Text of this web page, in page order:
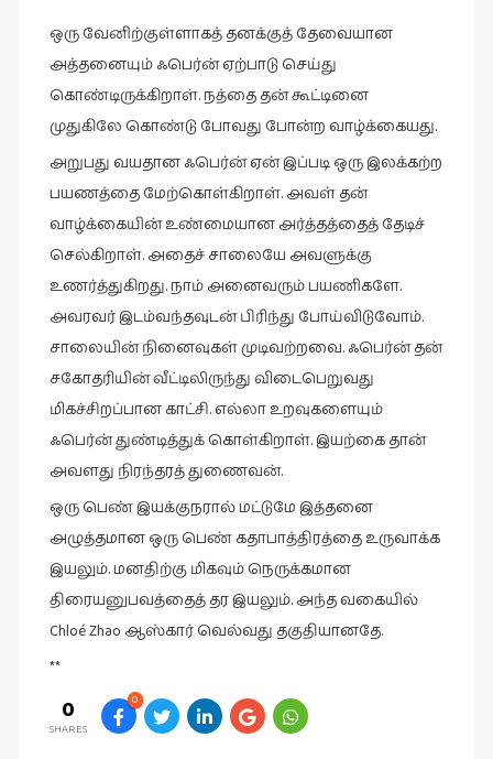
ஒரு வேனிற்குள்ளாகத் தனக்குத் தேவையான
அத்தனையும் ஃபெர்ன் ஏற்பாடு செய்து
கொண்டிருக்கிறாள். நத்தை தன் கூட்டினை
முதுகிலே கொண்டு போவது போன்ற வாழ்க்கையது.
அறுபது வயதான ஃபெர்ன் ஏன் இப்படி ஒரு இலக்கற்ற
பயணத்தை மேற்கொள்கிறாள். அவள் தன்
வாழ்க்கையின் உண்மையான அர்த்தத்தைத் தேடிச்
செல்கிறாள். அதைச் சாலையே அவளுக்கு
உணர்த்துகிறது. நாம் அனைவரும் பயணிகளே.
அவரவர் இடம்வந்தவுடன் பிரிந்து போய்விடுவோம்.
சாலையின் நினைவுகள் முடிவற்றவை. ஃபெர்ன் தன்
சகோதரியின் வீட்டிலிருந்து விடைபெறுவது
மிகச்சிறப்பான காட்சி. எல்லா உறவுகளையும்
ஃபெர்ன் துண்டித்துக் கொள்கிறாள். இயற்கை தான்
அவளது நிரந்தரத் துணைவன்.
ஒரு பெண் இயக்குநரால் மட்டுமே இத்தனை
அழுத்தமான ஒரு பெண் கதாபாத்திரத்தை உருவாக்க
இயலும். மனதிற்கு மிகவும் நெருக்கமான
திரையனுபவத்தைத் தர இயலும். அந்த வகையில்
Chloé Zhao ஆஸ்கார் வெல்வது தகுதியானதே.
**
0
SHARES
0